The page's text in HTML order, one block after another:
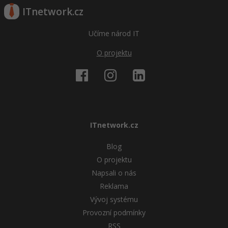
ITnetwork.cz
Učíme národ IT
O projektu
ITnetwork.cz
Blog
O projektu
Napsali o nás
Reklama
Vývoj systému
Provozní podmínky
RSS